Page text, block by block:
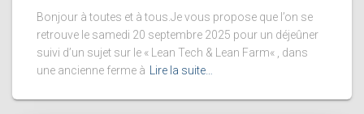
Bonjour à toutes et à tous.Je vous propose que l’on se
retrouve le samedi 20 septembre 2025 pour un déjeûner
suivi d’un sujet sur le « Lean Tech & Lean Farm« , dans
une ancienne ferme à Lire la suite…